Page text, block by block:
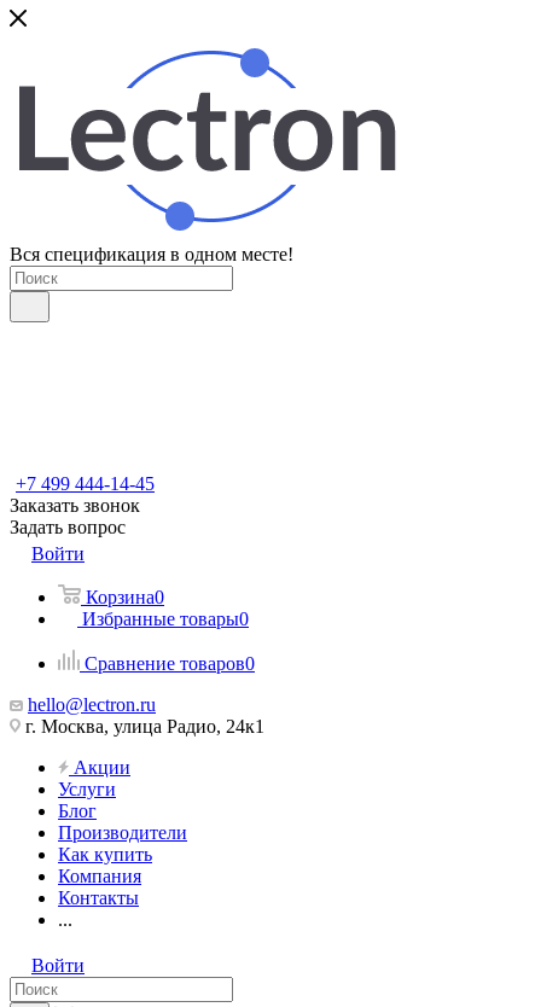
Вся спецификация в одном месте!
+7 499 444-14-45
Заказать звонок
Задать вопрос
Войти
Корзина0
Избранные товары0
Сравнение товаров0
hello@lectron.ru
г. Москва, улица Радио, 24к1
Акции
Услуги
Блог
Производители
Как купить
Компания
Контакты
...
Войти